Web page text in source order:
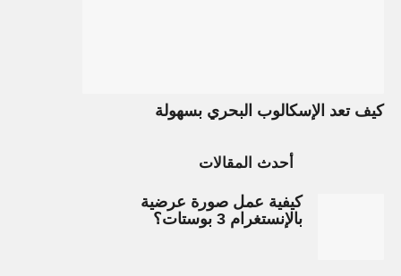
كيف تعد الإسكالوب البحري بسهولة
أحدث المقالات
كيفية عمل صورة عرضية
بالإنستغرام 3 بوستات؟